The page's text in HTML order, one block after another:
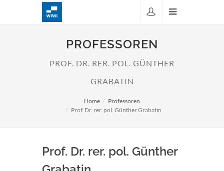
PROFESSOREN
PROF. DR. RER. POL. GÜNTHER
GRABATIN
Home
Professoren
Prof. Dr. rer. pol. Günther Grabatin
Prof. Dr. rer. pol. Günther